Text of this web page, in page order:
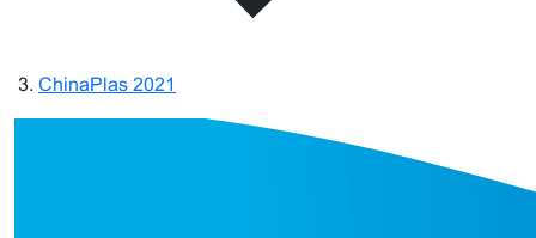
ChinaPlas 2021